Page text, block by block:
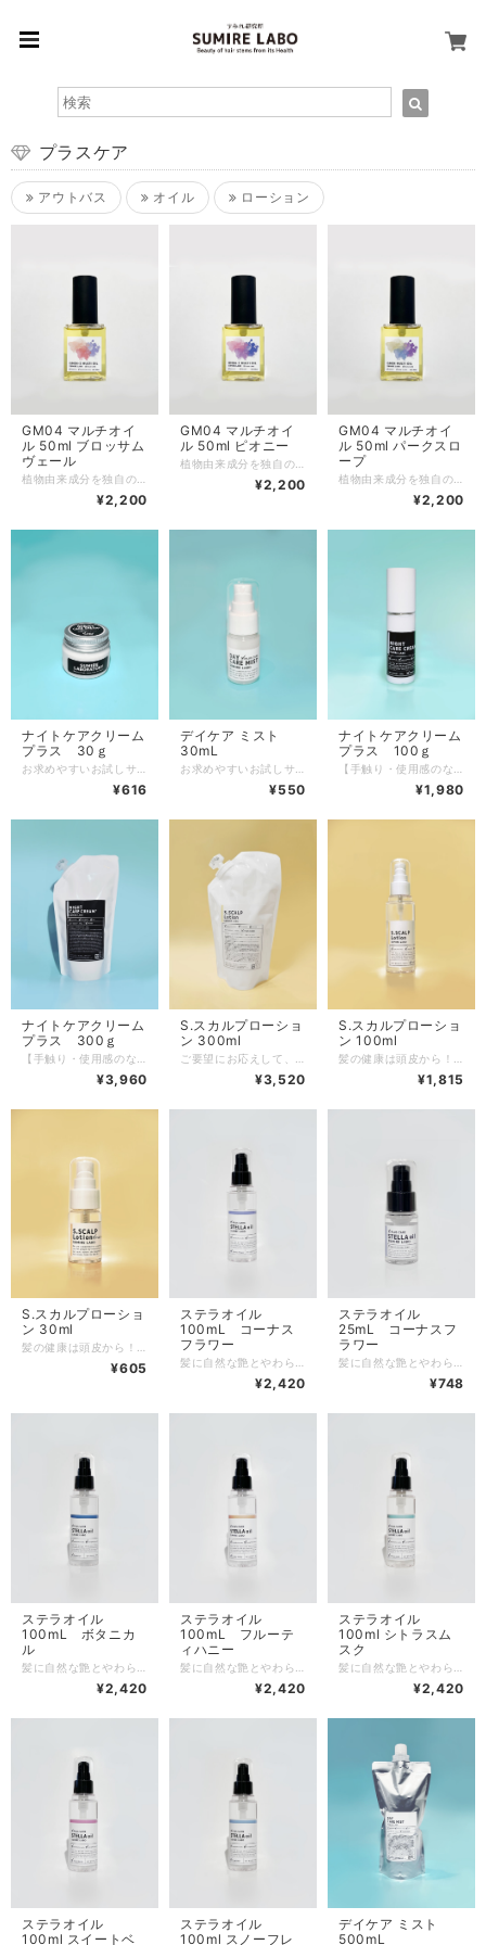
プラスケア
アウトバス オイル ローション
GM04 マルチオイ
ル 50ml ブロッサム
ヴェール
¥2,200
GM04 マルチオイ
ル 50ml ピオニー
¥2,200
GM04 マルチオイ
ル 50ml パークスロ
ープ
¥2,200
ナイトケアクリーム
プラス 30ｇ
¥616
デイケア ミスト
30mL
¥550
ナイトケアクリーム
プラス 100ｇ
¥1,980
ナイトケアクリーム
プラス 300ｇ
¥3,960
S.スカルプローショ
ン 300ml
¥3,520
S.スカルプローショ
ン 100ml
¥1,815
S.スカルプローショ
ン 30ml
髪の健康は頭皮から！頭皮をケアするアイテムが登場です！！ 頭皮に潤いを与え、フケ・かゆみを抑える頭皮ケアローションです。保湿ケア成分*１が頭皮と毛髪を健やかに保ちます。 *１ヒアルロン酸ヒドロキシプロピルトリモニウム、トレハロース、ジラウロイルグルタミン酸リシンNa、ラウロイルグルタミン酸ジ(フィトステリル／オクチルドデシル) ほんのり香る、さわやかなベルガモットオレンジの香り
¥605
ステラオイル
100mL コーナス
フラワー
髪に自然な艶とやわらかな手触りを与え、潤いのある髪に仕上げます。また元気な髪を育てるために大切な植物オイルとビタミン E 誘導体（酢酸トコフェロール）が髪を健やかに保つ手助けをします。 オイルなのにベタつかずサラッとした仕上がりで、春夏の季節でも心地よくご使用いただけます。 この商品は6種類の香りがあり、本商品のコーナスフラワーは当店のシャンプー＆トリートメントの香りの中で1番人気の「ハナミズキ」の香りをオイルにしました。シルクリペアシャンプー＆トリートメントとの相性は抜群です。 また、本商品の香りは自然と薄れていくため、香水などを合わせてお楽しみいただけます。
¥2,420
ステラオイル
25mL コーナスフ
ラワー
髪に自然な艶とやわらかな手触りを与え、潤いのある髪に仕上げます。また元気な髪を育てるために大切な植物オイルとビタミン E 誘導体（酢酸トコフェロール）が髪を健やかに保つ手助けをします。 オイルなのにベタつかずサラッとした仕上がりで、春夏の季節でも心地よくご使用いただけます。 この商品は6種類の香りがあり、本商品のコーナスフラワーは当店のシャンプー＆トリートメントの香りの中で1番人気の「ハナミズキ」の香りをオイルにしました。シルクリペアシャンプー＆トリートメントとの相性は抜群です。 また、本商品の香りは自然と薄れていくため、香水などを合わせてお楽しみいただけます。
¥748
ステラオイル
100mL ボタニカ
ル
¥2,420
ステラオイル
100mL フルーテ
ィハニー
¥2,420
ステラオイル
100ml シトラスム
スク
¥2,420
ステラオイル
100ml スイートベ
ステラオイル
100ml スノーフレ
デイケア ミスト
500mL